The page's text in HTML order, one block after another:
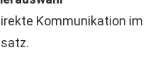
Kommunikation im